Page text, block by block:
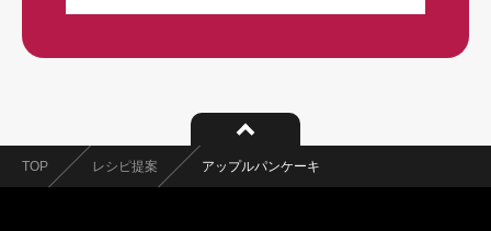
TOP レシピ提案 アップルパンケーキ